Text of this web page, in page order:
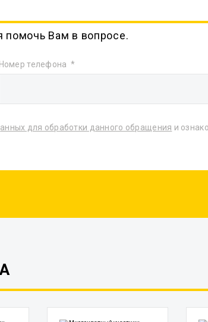
помочь Вам в вопросе.
Номер телефона
для обработки данного обращения и